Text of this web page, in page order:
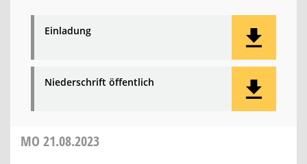
Einladung
Niederschrift öffentlich
MO 21.08.2023